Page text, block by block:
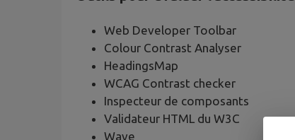
Web Developer Toolbar
Colour Contrast Analyser
HeadingsMap
WCAG Contrast checker
Inspecteur de composants
Validateur HTML du W3C
Wave